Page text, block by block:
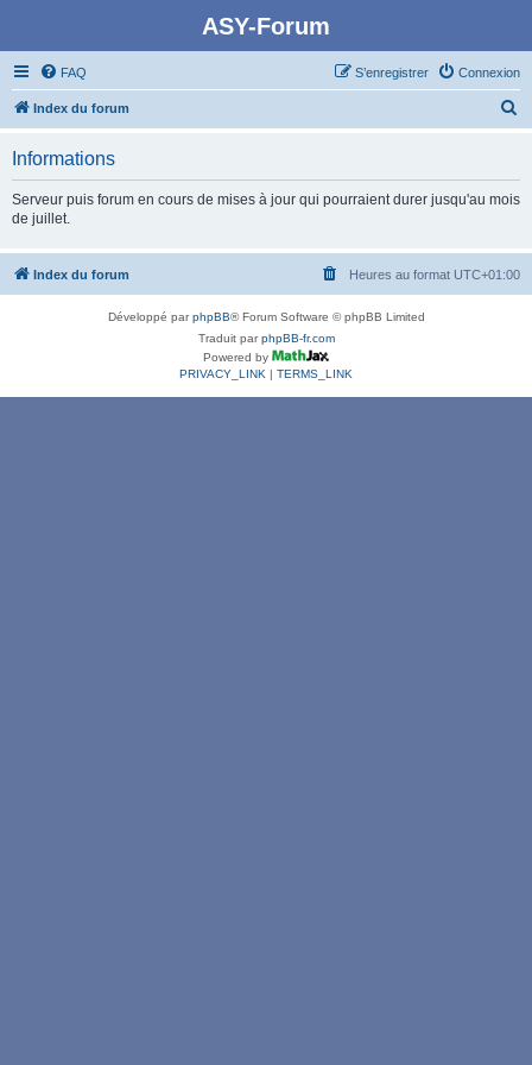
ASY-Forum
FAQ Connexion
S’enregistrer
Index du forum
c
Informations
Serveur puis forum en cours de mises à jour qui pourraient durer jusqu'au mois
de juillet.
Index du forum Heures au format UTC+01:00
Développé parphpBB® Forum Software © phpBB Limited
Traduit parphpBB-fr.com
Powered by
PRIVACY_LINK | TERMS_LINK